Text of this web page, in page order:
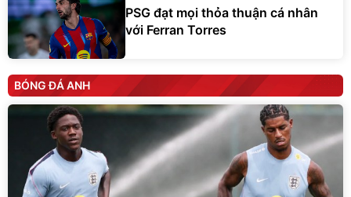
PSG đạt mọi thỏa thuận cá nhân
với Ferran Torres
BÓNG ĐÁ ANH